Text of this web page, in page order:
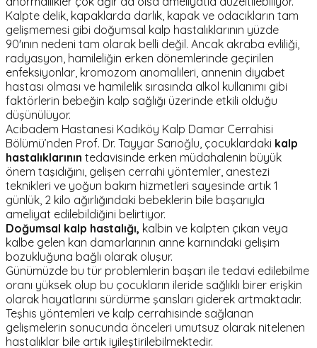
Kalpte delik, kapaklarda darlık, kapak ve odacıkların tam
gelişmemesi gibi doğumsal kalp hastalıklarının yüzde
90'ının nedeni tam olarak belli değil. Ancak akraba evliliği,
radyasyon, hamileliğin erken dönemlerinde geçirilen
enfeksiyonlar, kromozom anomalileri, annenin diyabet
hastası olması ve hamilelik sırasında alkol kullanımı gibi
faktörlerin bebeğin kalp sağlığı üzerinde etkili olduğu
düşünülüyor.
Acıbadem Hastanesi Kadıköy Kalp Damar Cerrahisi
Bölümü’nden Prof. Dr. Tayyar Sarıoğlu, çocuklardaki kalp
hastalıklarının tedavisinde erken müdahalenin büyük
önem taşıdığını, gelişen cerrahi yöntemler, anestezi
teknikleri ve yoğun bakım hizmetleri sayesinde artık 1
günlük, 2 kilo ağırlığındaki bebeklerin bile başarıyla
ameliyat edilebildiğini belirtiyor.
Doğumsal kalp hastalığı, kalbin ve kalpten çıkan veya
kalbe gelen kan damarlarının anne karnındaki gelişim
bozukluğuna bağlı olarak oluşur.
Günümüzde bu tür problemlerin başarı ile tedavi edilebilme
oranı yüksek olup bu çocukların ileride sağlıklı birer erişkin
olarak hayatlarını sürdürme şansları giderek artmaktadır.
Teşhis yöntemleri ve kalp cerrahisinde sağlanan
gelişmelerin sonucunda önceleri umutsuz olarak nitelenen
hastalıklar bile artık iyileştirilebilmektedir.